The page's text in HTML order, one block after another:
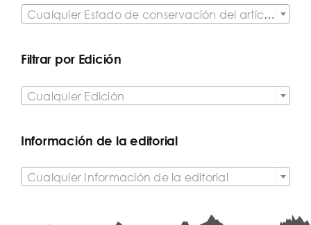
Cualquier Estado de conservación del artículo
Filtrar por Edición
Cualquier Edición
Información de la editorial
Cualquier Información de la editorial